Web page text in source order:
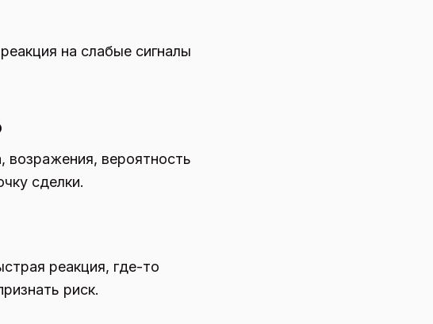
на слабые сигналы
возражения, вероятность
сделки.
реакция, где-то
риск.